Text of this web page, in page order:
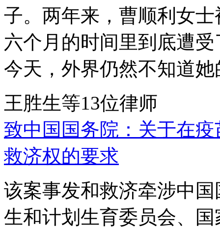
子。两年来，曹顺利女
六个月的时间里到底遭
今天，外界仍然不知道
王胜生等13位律师
致中国国务院：关于在
救济权的要求
该案事发和救济牵涉中
生和计划生育委员会、